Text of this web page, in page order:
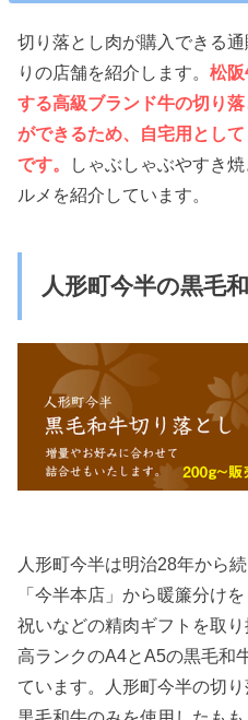
切り落とし肉が購入できる
りの店舗を紹介します。松
する高級ブランド牛の切り
ができるため、自宅用とし
です。
しゃぶしゃぶやすき
ルメを紹介しています。
人形町今半の黒毛
人形町今半は明治28年から
「今半本店」から暖簾分け
祝いなどの精肉ギフトを取
高ランクのA4とA5の黒毛和
ています。人形町今半の切